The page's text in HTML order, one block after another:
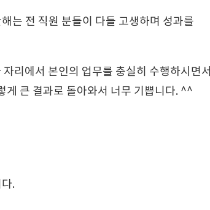
는 전 직원 분들이 다들 고생하며 성과를
리에서 본인의 업무를 충실히 수행하시면서
게 큰 결과로 돌아와서 너무 기쁩니다. ^^
.